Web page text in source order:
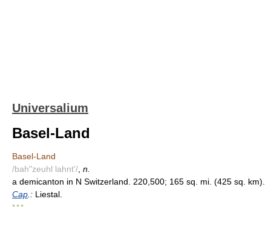
Universalium
Basel-Land
Basel-Land
/bah"zeuhl lahnt'/ n.
a demicanton in N Switzerland. 220,500; 165 sq. mi. (425 sq. km).
Cap .: Liestal.
* * *